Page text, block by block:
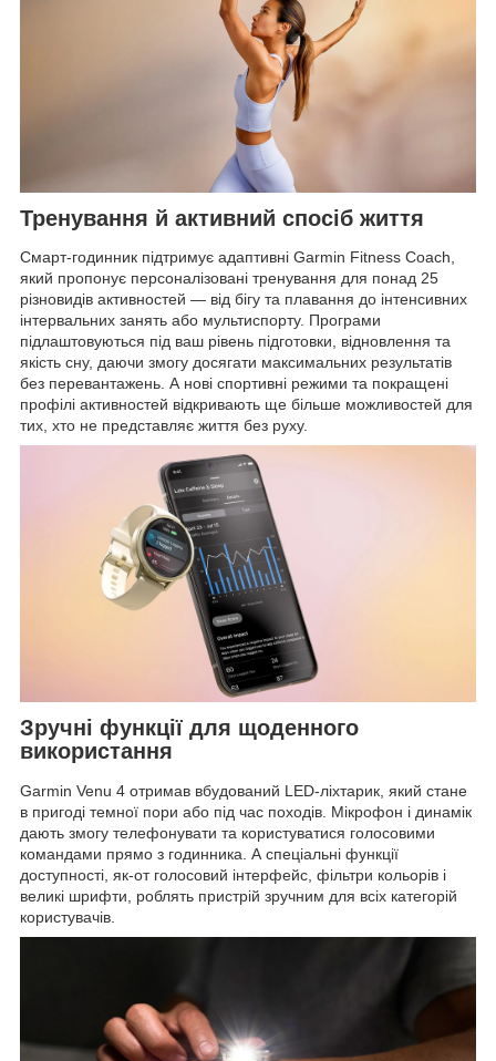
Тренування й активний спосіб життя
Смарт-годинник підтримує адаптивні Garmin Fitness Coach,
який пропонує персоналізовані тренування для понад 25
різновидів активностей — від бігу та плавання до інтенсивних
інтервальних занять або мультиспорту. Програми
підлаштовуються під ваш рівень підготовки, відновлення та
якість сну, даючи змогу досягати максимальних результатів
без перевантажень. А нові спортивні режими та покращені
профілі активностей відкривають ще більше можливостей для
тих, хто не представляє життя без руху.
Зручні функції для щоденного
використання
Garmin Venu 4 отримав вбудований LED-ліхтарик, який стане
в пригоді темної пори або під час походів. Мікрофон і динамік
дають змогу телефонувати та користуватися голосовими
командами прямо з годинника. А спеціальні функції
доступності, як-от голосовий інтерфейс, фільтри кольорів і
великі шрифти, роблять пристрій зручним для всіх категорій
користувачів.